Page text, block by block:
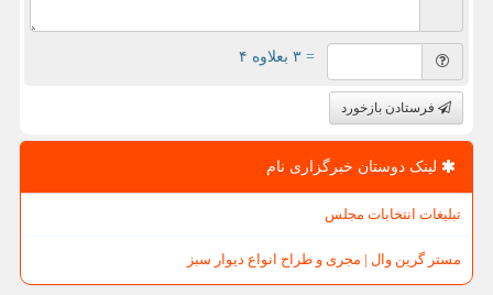
= ۳ بعلاوه ۴
فرستادن بازخورد
لینک دوستان خبرگزاری نام
تبلیغات انتخابات مجلس
مستر گرین وال | مجری و طراح انواع دیوار سبز